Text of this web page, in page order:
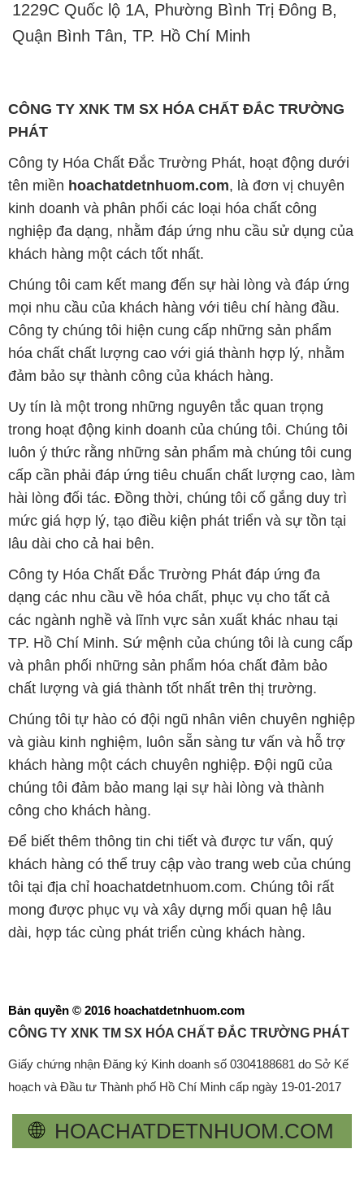
1229C Quốc lộ 1A, Phường Bình Trị Đông B,
Quận Bình Tân, TP. Hồ Chí Minh
CÔNG TY XNK TM SX HÓA CHẤT ĐẮC TRƯỜNG
PHÁT
Công ty Hóa Chất Đắc Trường Phát, hoạt động dưới
tên miền hoachatdetnhuom.com, là đơn vị chuyên
kinh doanh và phân phối các loại hóa chất công
nghiệp đa dạng, nhằm đáp ứng nhu cầu sử dụng của
khách hàng một cách tốt nhất.
Chúng tôi cam kết mang đến sự hài lòng và đáp ứng
mọi nhu cầu của khách hàng với tiêu chí hàng đầu.
Công ty chúng tôi hiện cung cấp những sản phẩm
hóa chất chất lượng cao với giá thành hợp lý, nhằm
đảm bảo sự thành công của khách hàng.
Uy tín là một trong những nguyên tắc quan trọng
trong hoạt động kinh doanh của chúng tôi. Chúng tôi
luôn ý thức rằng những sản phẩm mà chúng tôi cung
cấp cần phải đáp ứng tiêu chuẩn chất lượng cao, làm
hài lòng đối tác. Đồng thời, chúng tôi cố gắng duy trì
mức giá hợp lý, tạo điều kiện phát triển và sự tồn tại
lâu dài cho cả hai bên.
Công ty Hóa Chất Đắc Trường Phát đáp ứng đa
dạng các nhu cầu về hóa chất, phục vụ cho tất cả
các ngành nghề và lĩnh vực sản xuất khác nhau tại
TP. Hồ Chí Minh. Sứ mệnh của chúng tôi là cung cấp
và phân phối những sản phẩm hóa chất đảm bảo
chất lượng và giá thành tốt nhất trên thị trường.
Chúng tôi tự hào có đội ngũ nhân viên chuyên nghiệp
và giàu kinh nghiệm, luôn sẵn sàng tư vấn và hỗ trợ
khách hàng một cách chuyên nghiệp. Đội ngũ của
chúng tôi đảm bảo mang lại sự hài lòng và thành
công cho khách hàng.
Để biết thêm thông tin chi tiết và được tư vấn, quý
khách hàng có thể truy cập vào trang web của chúng
tôi tại địa chỉ hoachatdetnhuom.com. Chúng tôi rất
mong được phục vụ và xây dựng mối quan hệ lâu
dài, hợp tác cùng phát triển cùng khách hàng.
Bản quyền © 2016 hoachatdetnhuom.com
CÔNG TY XNK TM SX HÓA CHẤT ĐẮC TRƯỜNG PHÁT
Giấy chứng nhận Đăng ký Kinh doanh số 0304188681 do Sở Kế
hoạch và Đầu tư Thành phố Hồ Chí Minh cấp ngày 19-01-2017
🌐 HOACHATDETNHUOM.COM